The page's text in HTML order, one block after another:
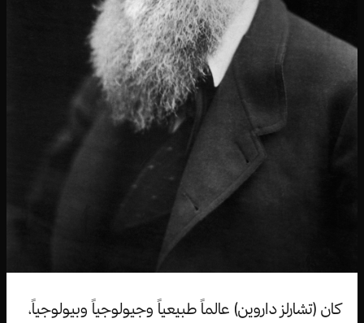
كان (تشارلز داروين) عالماً طبيعياً وجيولوجياً وبيولوجياً،